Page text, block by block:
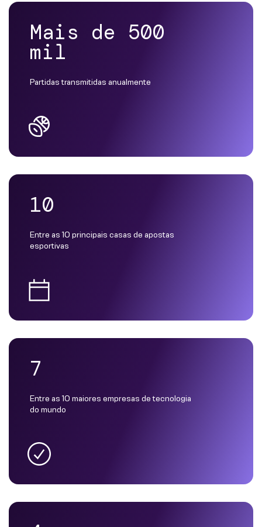
Mais de 500
mil
Partidas transmitidas anualmente
10
Entre as 10 principais casas de apostas
esportivas
7
Entre as 10 maiores empresas de tecnologia
do mundo